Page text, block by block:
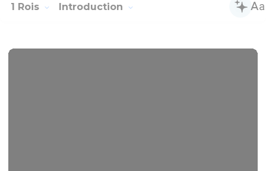
1 Rois Introduction